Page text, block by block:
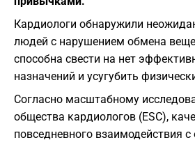
Кардиологи обнаружили
людей с нарушением обмена
способна свести на нет
назначений и усугубить
Согласно масштабному
общества кардиологов (ESC),
повседневного взаимодействия